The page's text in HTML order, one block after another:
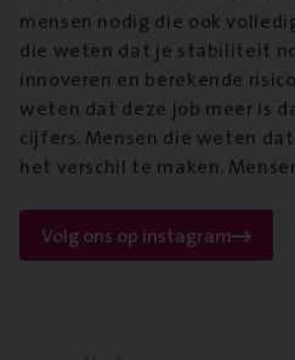
mensen nodig die ook
die weten dat je stabiliteit
innoveren en berekende
weten dat deze job meer is
cijfers. Mensen die weten
het verschil te maken.
Volg ons op instagram